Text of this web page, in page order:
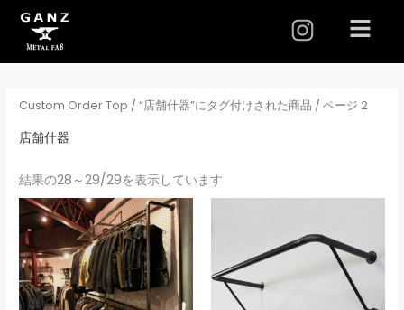
I
n
s
t
a
メ
ニ
ュ
Custom Order Top /“店舗什器”にタグ付けされた商品 / ページ 2
店舗什器
結果の28～29/29を表示しています